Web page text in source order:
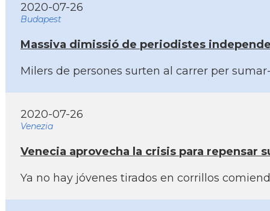
2020-07-26
Budapest
Massiva dimissió de periodistes
Milers de persones surten al carrer per
2020-07-26
Venezia
Venecia aprovecha la crisis para repensar
Ya no hay jóvenes tirados en corrillos